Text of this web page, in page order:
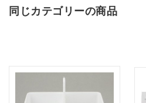
同じカテゴリーの商品